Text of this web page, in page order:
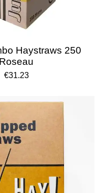
Haystraws 250
Roseau
€31.23